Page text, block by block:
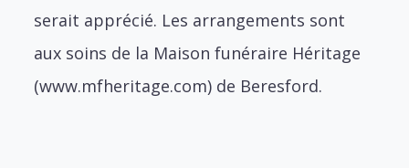
serait apprécié. Les arrangements sont
aux soins de la Maison funéraire Héritage
(www.mfheritage.com) de Beresford.